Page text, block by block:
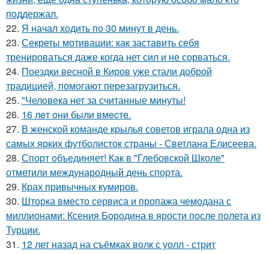
поддержал.
22. Я начал ходить по 30 минут в день.
23. Секреты мотивации: как заставить себя
тренироваться даже когда нет сил и не сорваться.
24. Поездки весной в Киров уже стали доброй
традицией, помогают перезагрузиться.
25. "Человека нет за считанные минуты!
26. 16 лeт oни были вмecтe.
27. В женской команде крылья советов играла одна из
самых ярких футболисток страны - Светлана Елисеева.
28. Спорт объединяет! Как в "Глебовской Школе"
отметили международный день спорта.
29. Крах привычных кумиров.
30. Шторка вместо сервиса и пропажа чемодана с
миллионами: Ксения Бородина в ярости после полета из
Турции.
31. 12 лет назад на съёмках волк с уолл - стрит